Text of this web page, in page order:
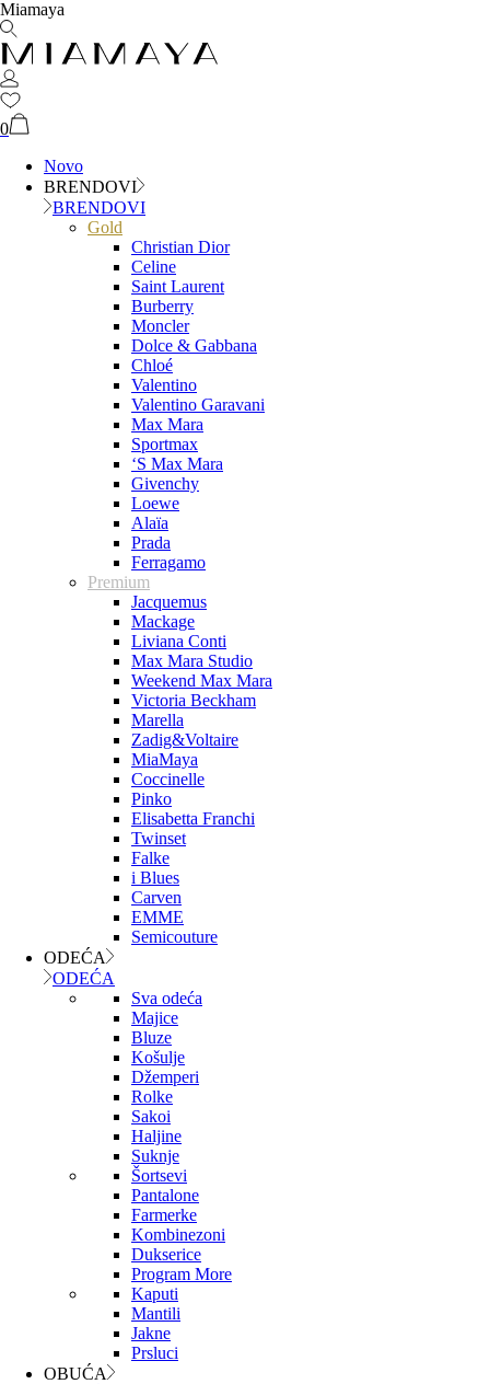
Miamaya
0
Novo
BRENDOVI
BRENDOVI
Gold
Christian Dior
Celine
Saint Laurent
Burberry
Moncler
Dolce & Gabbana
Chloé
Valentino
Valentino Garavani
Max Mara
Sportmax
‘S Max Mara
Givenchy
Loewe
Alaïa
Prada
Ferragamo
Premium
Jacquemus
Mackage
Liviana Conti
Max Mara Studio
Weekend Max Mara
Victoria Beckham
Marella
Zadig&Voltaire
MiaMaya
Coccinelle
Pinko
Elisabetta Franchi
Twinset
Falke
i Blues
Carven
EMME
Semicouture
ODEĆA
ODEĆA
Sva odeća
Majice
Bluze
Košulje
Džemperi
Rolke
Sakoi
Haljine
Suknje
Šortsevi
Pantalone
Farmerke
Kombinezoni
Dukserice
Program More
Kaputi
Mantili
Jakne
Prsluci
OBUĆA